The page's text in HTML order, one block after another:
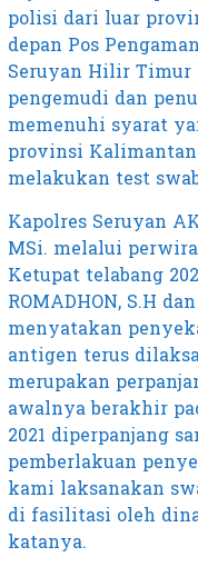
polisi dari luar
depan Pos
Seruyan Hilir Timur
pengemudi dan
memenuhi syarat
provinsi
melakukan test
Kapolres Seruyan
MSi. melalui
Ketupat telabang
ROMADHON, S.H
menyatakan
antigen terus
merupakan
awalnya berakhir
2021 diperpanjang
pemberlakuan
kami laksanakan
di fasilitasi oleh
katanya.